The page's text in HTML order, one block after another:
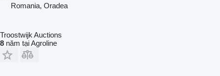
Romania, Oradea
Troostwijk Auctions
8 năm tại Agroline